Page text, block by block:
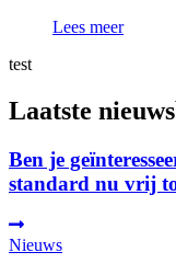
Lees meer
test
Laatste
Ben je
standard nu vrij
Nieuws